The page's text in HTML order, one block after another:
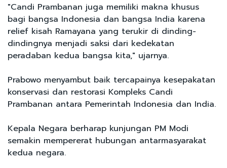
"Candi Prambanan juga memiliki makna khusus
bagi bangsa Indonesia dan bangsa India karena
relief kisah Ramayana yang terukir di dinding-
dindingnya menjadi saksi dari kedekatan
peradaban kedua bangsa kita," ujarnya.
Prabowo menyambut baik tercapainya kesepakatan
konservasi dan restorasi Kompleks Candi
Prambanan antara Pemerintah Indonesia dan India.
Kepala Negara berharap kunjungan PM Modi
semakin mempererat hubungan antarmasyarakat
kedua negara.